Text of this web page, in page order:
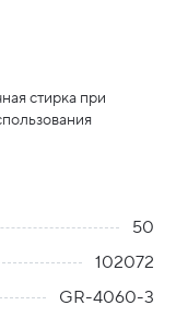
стирка при
50
102072
GR-4060-3